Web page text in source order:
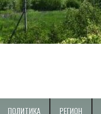
ПОЛИТИКА РЕГИОН